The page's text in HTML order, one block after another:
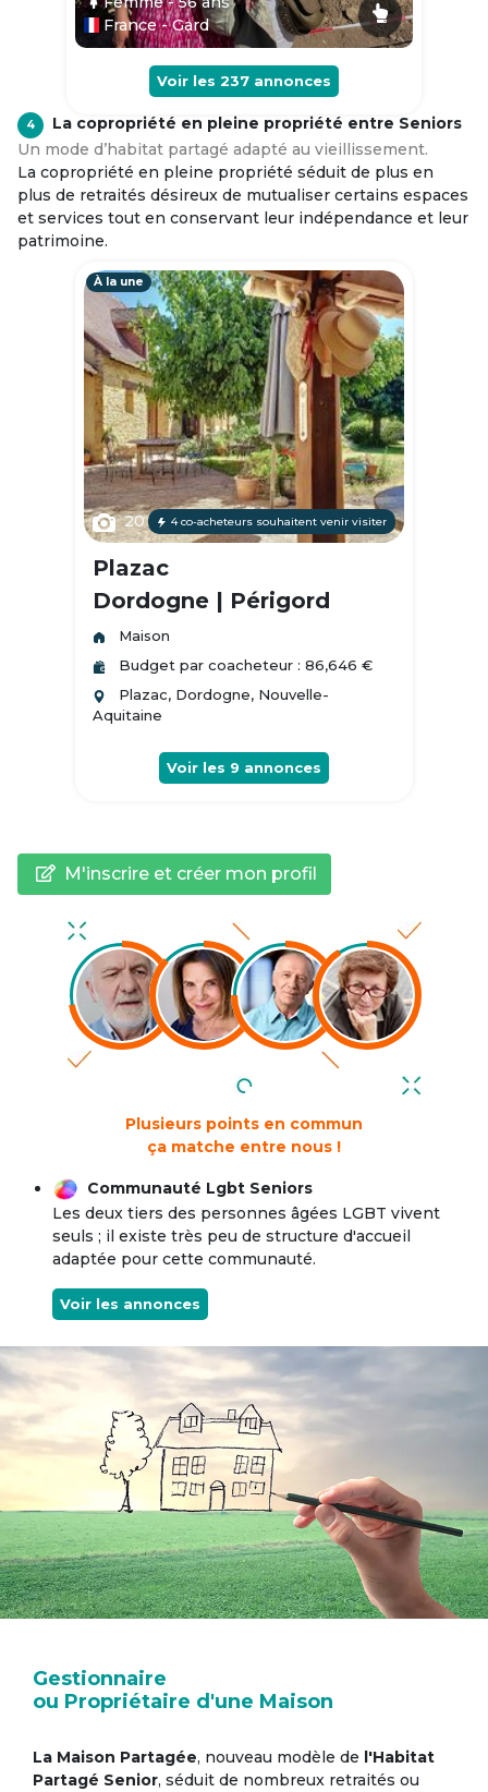
France - Gard
Voir les 237 annonces
4
La copropriété en pleine propriété entre Seniors
Un mode d’habitat partagé adapté au vieillissement.
La copropriété en pleine propriété séduit de plus en
plus de retraités désireux de mutualiser certains espaces
et services tout en conservant leur indépendance et leur
patrimoine.
À la une
20 4 co-acheteurs souhaitent venir visiter
Plazac
Dordogne | Périgord
Maison
Budget par coacheteur : 86,646 €
Plazac, Dordogne, Nouvelle-
Aquitaine
Voir les 9 annonces
M'inscrire et créer mon profil
Plusieurs points en commun
ça matche entre nous !
Communauté Lgbt Seniors
Les deux tiers des personnes âgées LGBT vivent
seuls ; il existe très peu de structure d'accueil
adaptée pour cette communauté.
Voir les annonces
Gestionnaire
ou Propriétaire d'une Maison
La Maison Partagée, nouveau modèle de l'Habitat
Partagé Senior, séduit de nombreux retraités ou